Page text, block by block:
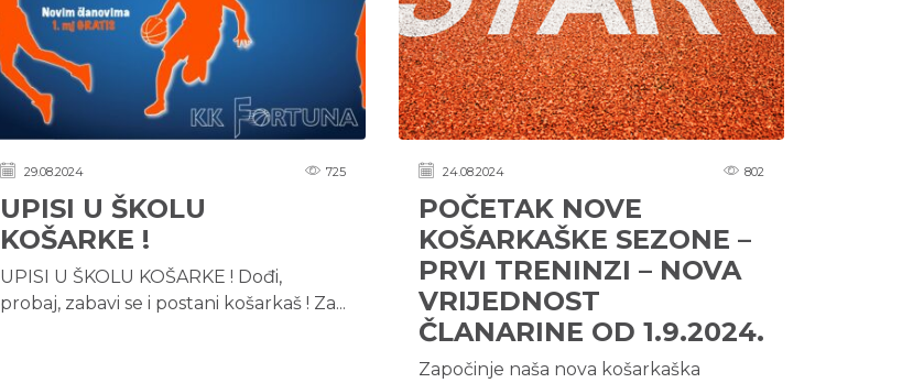
29.08.2024 725
UPISI U ŠKOLU
KOŠARKE !
UPISI U ŠKOLU KOŠARKE ! Dođi,
probaj, zabavi se i postani košarkaš ! Za...
24.08.2024 802
POČETAK NOVE
KOŠARKAŠKE SEZONE –
PRVI TRENINZI – NOVA
VRIJEDNOST
ČLANARINE OD 1.9.2024.
Započinje naša nova košarkaška